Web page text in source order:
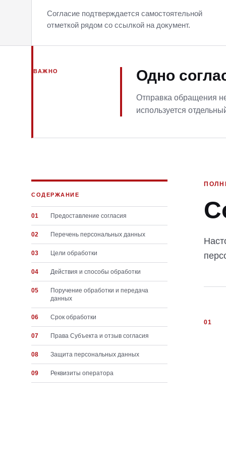
Согласие подтверждается самостоятельной
отметкой рядом со ссылкой на документ.
ВАЖНО Одно
Отправка обращения
используется
СОДЕРЖАНИЕ
01 Предоставление согласия
02 Перечень персональных данных
03 Цели обработки
04 Действия и способы обработки
05
Поручение обработки и передача
данных
06 Срок обработки
07 Права Субъекта и отзыв согласия
08 Защита персональных данных
09 Реквизиты оператора
01